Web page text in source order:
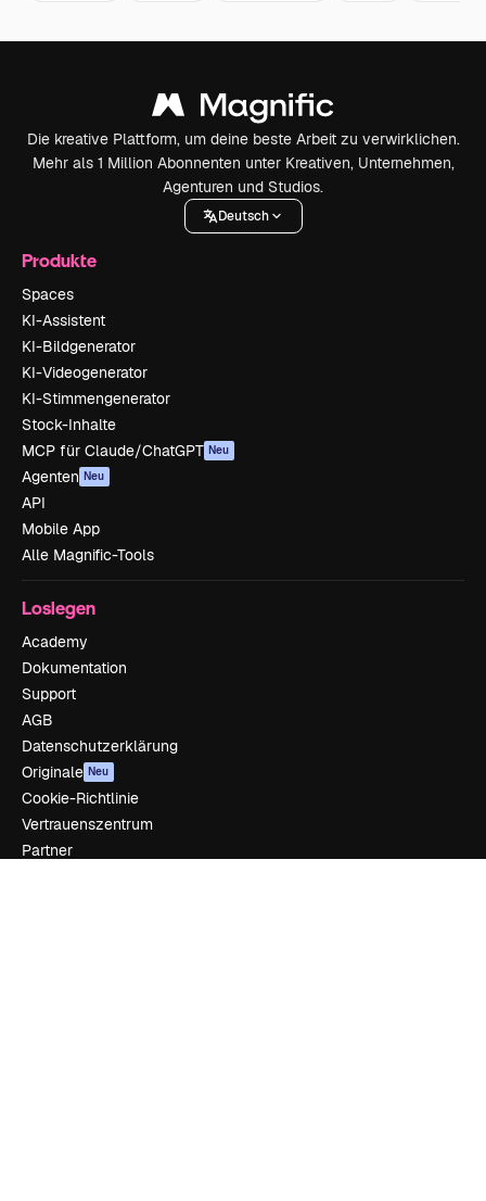
Die kreative Plattform, um deine beste Arbeit zu verwirklichen.
Mehr als 1 Million Abonnenten unter Kreativen, Unternehmen,
Agenturen und Studios.
Deutsch
Produkte
Spaces
KI-Assistent
KI-Bildgenerator
KI-Videogenerator
KI-Stimmengenerator
Stock-Inhalte
MCP für Claude/ChatGPT Neu
Agenten Neu
API
Mobile App
Alle Magnific-Tools
Loslegen
Academy
Dokumentation
Support
AGB
Datenschutzerklärung
Originale Neu
Cookie-Richtlinie
Vertrauenszentrum
Partner